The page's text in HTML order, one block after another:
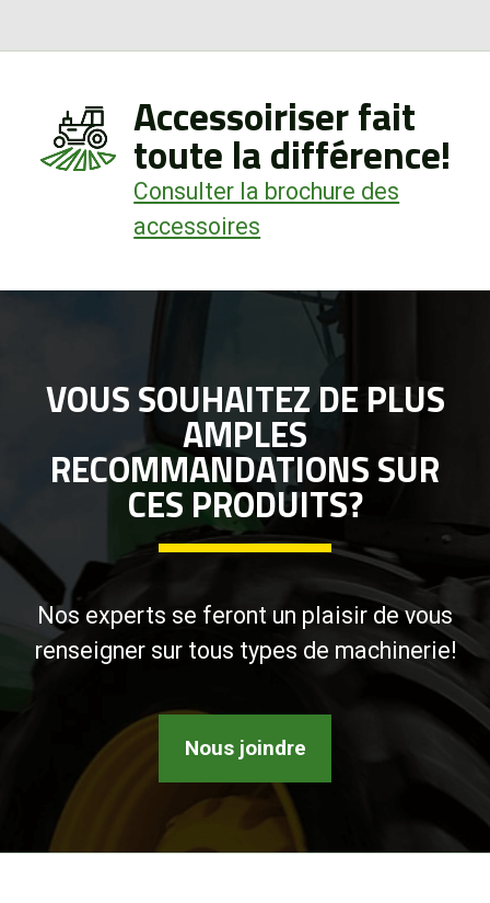
Accessoiriser fait
toute la différence!
Consulter la brochure des
accessoires
VOUS SOUHAITEZ DE PLUS
AMPLES
RECOMMANDATIONS SUR
CES PRODUITS?
Nos experts se feront un plaisir de vous
renseigner sur tous types de machinerie!
Nous joindre